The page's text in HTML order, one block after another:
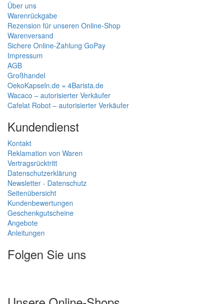
Über uns
Warenrückgabe
Rezension für unseren Online-Shop
Warenversand
Sichere Online-Zahlung GoPay
Impressum
AGB
Großhandel
OekoKapseln.de = 4Barista.de
Wacaco – autorisierter Verkäufer
Cafelat Robot – autorisierter Verkäufer
Kundendienst
Kontakt
Reklamation von Waren
Vertragsrücktritt
Datenschutzerklärung
Newsletter - Datenschutz
Seitenübersicht
Kundenbewertungen
Geschenkgutscheine
Angebote
Anleitungen
Folgen Sie uns